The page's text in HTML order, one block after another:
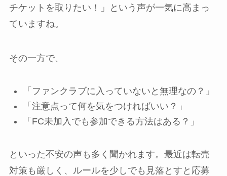
チケットを取りたい！」という声が一気に高まっ
ていますね。
その一方で、
「ファンクラブに入っていないと無理なの？」
「注意点って何を気をつければいい？」
「FC未加入でも参加できる方法はある？」
といった不安の声も多く聞かれます。最近は転売
対策も厳しく、ルールを少しでも見落とすと応募